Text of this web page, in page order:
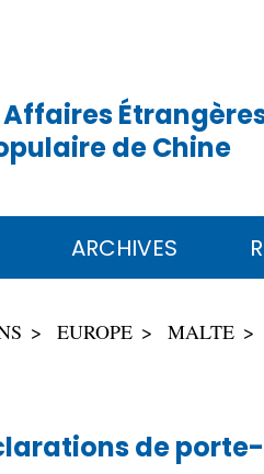
de Chine
ARCHIVES
EUROPE MALTE
de